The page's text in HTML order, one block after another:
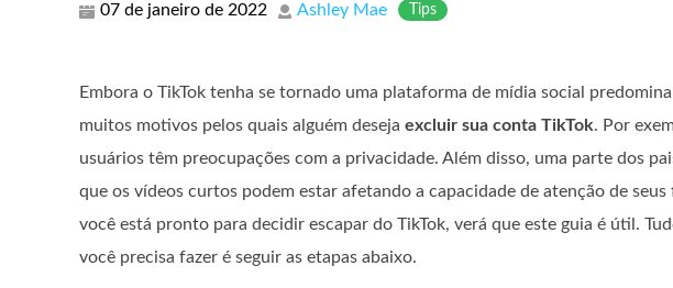
07 de janeiro de 2022 Ashley Mae Tips
Embora o TikTok tenha se tornado uma plataforma de mídia social
muitos motivos pelos quais alguém deseja excluir sua conta TikTok. Por
usuários têm preocupações com a privacidade. Além disso, uma parte dos
que os vídeos curtos podem estar afetando a capacidade de atenção de seus
você está pronto para decidir escapar do TikTok, verá que este guia é útil.
você precisa fazer é seguir as etapas abaixo.